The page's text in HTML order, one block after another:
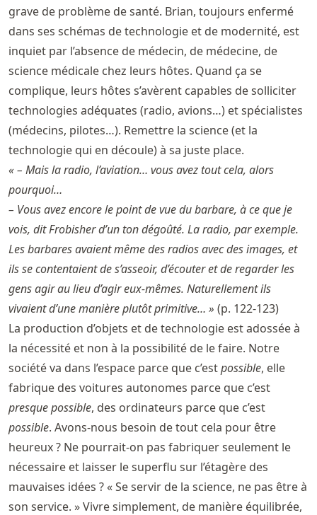
grave de problème de santé. Brian, toujours enfermé
dans ses schémas de technologie et de modernité, est
inquiet par l’absence de médecin, de médecine, de
science médicale chez leurs hôtes. Quand ça se
complique, leurs hôtes s’avèrent capables de solliciter
technologies adéquates (radio, avions…) et spécialistes
(médecins, pilotes…). Remettre la science (et la
technologie qui en découle) à sa juste place.
« – Mais la radio, l’aviation… vous avez tout cela, alors
pourquoi…
– Vous avez encore le point de vue du barbare, à ce que je
vois, dit Frobisher d’un ton dégoûté. La radio, par exemple.
Les barbares avaient même des radios avec des images, et
ils se contentaient de s’asseoir, d’écouter et de regarder les
gens agir au lieu d’agir eux-mêmes. Naturellement ils
vivaient d’une manière plutôt primitive… » (p. 122-123)
La production d’objets et de technologie est adossée à
la nécessité et non à la possibilité de le faire. Notre
société va dans l’espace parce que c’estpossible, elle
fabrique des voitures autonomes parce que c’est
presque possible, des ordinateurs parce que c’est
possible. Avons-nous besoin de tout cela pour être
heureux ? Ne pourrait-on pas fabriquer seulement le
nécessaire et laisser le superflu sur l’étagère des
mauvaises idées ? « Se servir de la science, ne pas être à
son service. » Vivre simplement, de manière équilibrée,